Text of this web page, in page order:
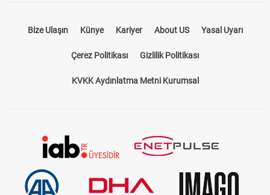
Bize Ulaşın Künye Kariyer About US Yasal Uyarı
Çerez Politikası Gizlilik Politikası
KVKK Aydınlatma Metni Kurumsal